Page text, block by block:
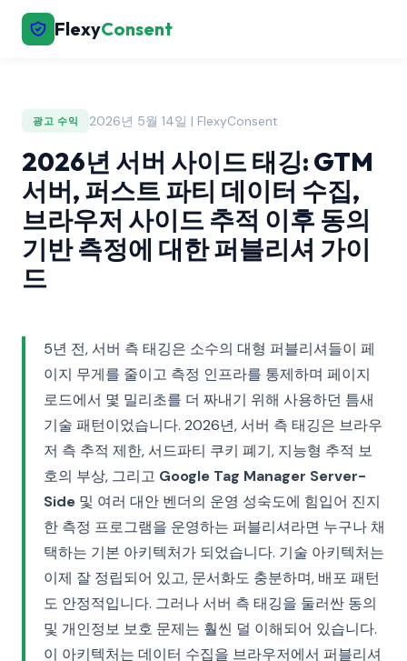
FlexyConsent
광고 수익 2026년 5월 14일 | FlexyConsent
2026년 서버 사이드 태깅: GTM
서버, 퍼스트 파티 데이터 수집,
브라우저 사이드 추적 이후 동의
기반 측정에 대한 퍼블리셔 가이
드
5년 전, 서버 측 태깅은 소수의 대형 퍼블리셔들이 페
이지 무게를 줄이고 측정 인프라를 통제하며 페이지
로드에서 몇 밀리초를 더 짜내기 위해 사용하던 틈새
기술 패턴이었습니다. 2026년, 서버 측 태깅은 브라우
저 측 추적 제한, 서드파티 쿠키 폐기, 지능형 추적 보
호의 부상, 그리고 Google Tag Manager Server-
Side 및 여러 대안 벤더의 운영 성숙도에 힘입어 진지
한 측정 프로그램을 운영하는 퍼블리셔라면 누구나 채
택하는 기본 아키텍처가 되었습니다. 기술 아키텍처는
이제 잘 정립되어 있고, 문서화도 충분하며, 배포 패턴
도 안정적입니다. 그러나 서버 측 태깅을 둘러싼 동의
및 개인정보 보호 문제는 훨씬 덜 이해되어 있습니다.
이 아키텍처는 데이터 수집을 브라우저에서 퍼블리셔